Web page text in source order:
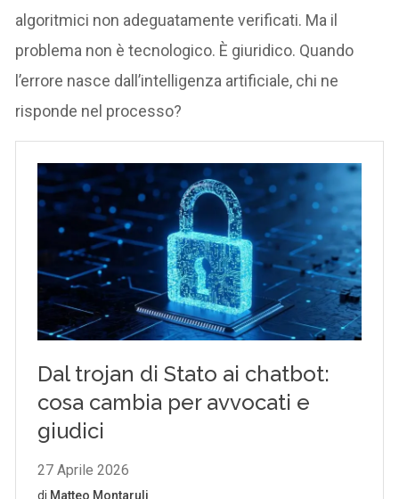
algoritmici non adeguatamente verificati. Ma il
problema non è tecnologico. È giuridico. Quando
l’errore nasce dall’intelligenza artificiale, chi ne
risponde nel processo?